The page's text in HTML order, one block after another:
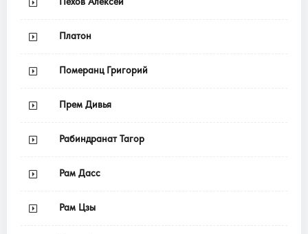
Платон
Померанц Григорий
Прем Дивья
Рабиндранат Тагор
Рам Дасс
Рам Цзы